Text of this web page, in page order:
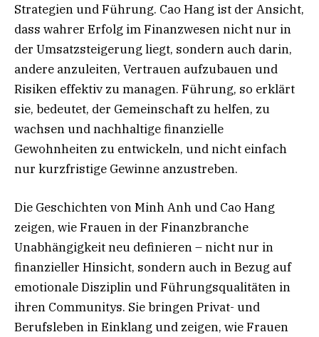
Strategien und Führung. Cao Hang ist der Ansicht,
dass wahrer Erfolg im Finanzwesen nicht nur in
der Umsatzsteigerung liegt, sondern auch darin,
andere anzuleiten, Vertrauen aufzubauen und
Risiken effektiv zu managen. Führung, so erklärt
sie, bedeutet, der Gemeinschaft zu helfen, zu
wachsen und nachhaltige finanzielle
Gewohnheiten zu entwickeln, und nicht einfach
nur kurzfristige Gewinne anzustreben.
Die Geschichten von Minh Anh und Cao Hang
zeigen, wie Frauen in der Finanzbranche
Unabhängigkeit neu definieren – nicht nur in
finanzieller Hinsicht, sondern auch in Bezug auf
emotionale Disziplin und Führungsqualitäten in
ihren Communitys. Sie bringen Privat- und
Berufsleben in Einklang und zeigen, wie Frauen